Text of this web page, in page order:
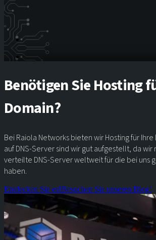
Benötigen Sie Hosting
Domain?
Bei Raiola Networks bieten wir Hosting für Ihre
auf DNS-Server sind wir gut aufgestellt, da
verteilte DNS-Server weltweit für die bei uns
haben.
Entdecken Sie es!Besuchen Sie unseren Blog!